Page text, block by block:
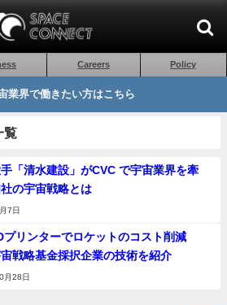
Careers Policy
業界で働きたい方はこちら
覧
「清水建設」がCVC で宇宙業界を牽
の宇宙戦略とは
7日
プリンターでロケットのコスト削減
戦略基金採択企業の技術を紹介
月28日